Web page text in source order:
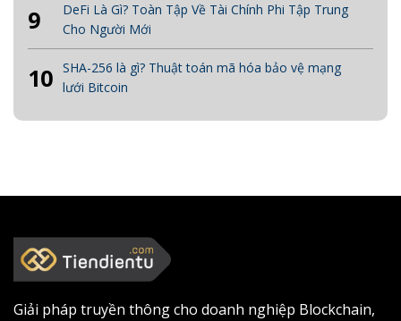
9
DeFi Là Gì? Toàn Tập Về Tài Chính Phi Tập Trung
Cho Người Mới
10 SHA-256 là gì? Thuật toán mã hóa bảo vệ mạng
lưới Bitcoin
Giải pháp truyền thông cho doanh nghiệp Blockchain,